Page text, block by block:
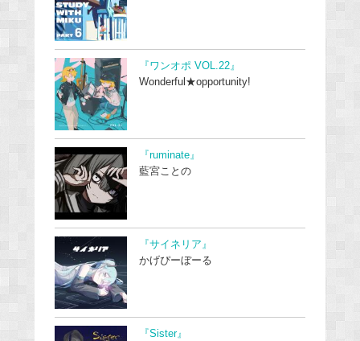
『ワンオポ VOL.22』
Wonderful★opportunity!
『ruminate』
藍宮ことの
『サイネリア』
かげぴーぼーる
『Sister』